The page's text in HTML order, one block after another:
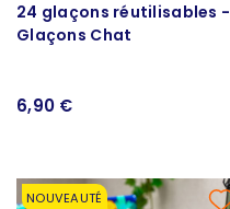
24 glaçons réutilisables -
Glaçons Chat
6,90 €
NOUVEAUTÉ